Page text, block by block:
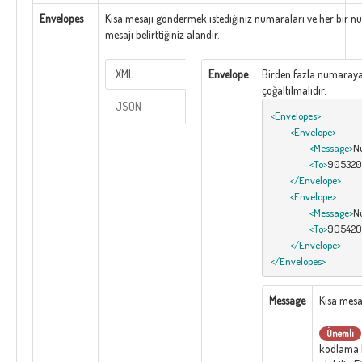
Envelopes
Kısa mesajı göndermek istediğiniz numaraları ve her bir
mesajı belirttiğiniz alandır.
XML
JSON
Envelope
Birden fazla
çoğaltılmalıdır.
<Envelopes>
<Envelope>
<Message>
<To>
</Envelope>
<Envelope>
<Message>
<To>
</Envelope>
</Envelopes>
Message Kısa
Önemli
kodlama